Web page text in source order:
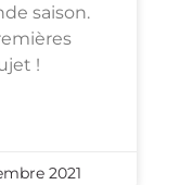
saison.
!
2021